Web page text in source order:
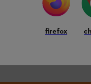
de preguntas
equipos de protección
firefox